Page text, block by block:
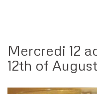
Mercredi 12
12th of August